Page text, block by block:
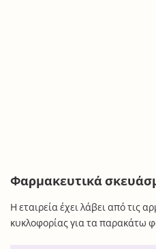
Φαρμακευτικά
Η εταιρεία έχει λάβει από τις
κυκλοφορίας για τα παρακάτω